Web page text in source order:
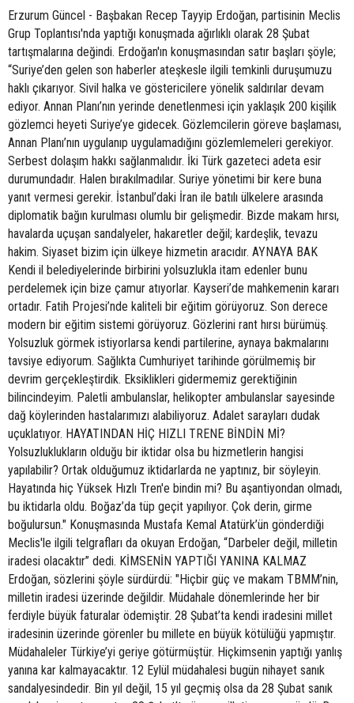
Erzurum Güncel - Başbakan Recep Tayyip Erdoğan, partisinin Meclis
Grup Toplantısı'nda yaptığı konuşmada ağırlıklı olarak 28 Şubat
tartışmalarına değindi. Erdoğan'ın konuşmasından satır başları şöyle;
“Suriye’den gelen son haberler ateşkesle ilgili temkinli duruşumuzu
haklı çıkarıyor. Sivil halka ve göstericilere yönelik saldırılar devam
ediyor. Annan Planı’nın yerinde denetlenmesi için yaklaşık 200 kişilik
gözlemci heyeti Suriye’ye gidecek. Gözlemcilerin göreve başlaması,
Annan Planı’nın uygulanıp uygulamadığını gözlemlemeleri gerekiyor.
Serbest dolaşım hakkı sağlanmalıdır. İki Türk gazeteci adeta esir
durumundadır. Halen bırakılmadılar. Suriye yönetimi bir kere buna
yanıt vermesi gerekir. İstanbul’daki İran ile batılı ülkelere arasında
diplomatik bağın kurulması olumlu bir gelişmedir. Bizde makam hırsı,
havalarda uçuşan sandalyeler, hakaretler değil; kardeşlik, tevazu
hakim. Siyaset bizim için ülkeye hizmetin aracıdır. AYNAYA BAK
Kendi il belediyelerinde birbirini yolsuzlukla itam edenler bunu
perdelemek için bize çamur atıyorlar. Kayseri’de mahkemenin kararı
ortadır. Fatih Projesi’nde kaliteli bir eğitim görüyoruz. Son derece
modern bir eğitim sistemi görüyoruz. Gözlerini rant hırsı bürümüş.
Yolsuzluk görmek istiyorlarsa kendi partilerine, aynaya bakmalarını
tavsiye ediyorum. Sağlıkta Cumhuriyet tarihinde görülmemiş bir
devrim gerçekleştirdik. Eksiklikleri gidermemiz gerektiğinin
bilincindeyim. Paletli ambulanslar, helikopter ambulanslar sayesinde
dağ köylerinden hastalarımızı alabiliyoruz. Adalet sarayları dudak
uçuklatıyor. HAYATINDAN HİÇ HIZLI TRENE BİNDİN Mİ?
Yolsuzluklukların olduğu bir iktidar olsa bu hizmetlerin hangisi
yapılabilir? Ortak olduğumuz iktidarlarda ne yaptınız, bir söyleyin.
Hayatında hiç Yüksek Hızlı Tren'e bindin mi? Bu aşantiyondan olmadı,
bu iktidarla oldu. Boğaz’da tüp geçit yapılıyor. Çok derin, girme
boğulursun." Konuşmasında Mustafa Kemal Atatürk’ün gönderdiği
Meclis'le ilgili telgrafları da okuyan Erdoğan, “Darbeler değil, milletin
iradesi olacaktır” dedi. KİMSENİN YAPTIĞI YANINA KALMAZ
Erdoğan, sözlerini şöyle sürdürdü: "Hiçbir güç ve makam TBMM’nin,
milletin iradesi üzerinde değildir. Müdahale dönemlerinde her bir
ferdiyle büyük faturalar ödemiştir. 28 Şubat’ta kendi iradesini millet
iradesinin üzerinde görenler bu millete en büyük kötülüğü yapmıştır.
Müdahaleler Türkiye’yi geriye götürmüştür. Hiçkimsenin yaptığı yanlış
yanına kar kalmayacaktır. 12 Eylül müdahalesi bugün nihayet sanık
sandalyesindedir. Bin yıl değil, 15 yıl geçmiş olsa da 28 Şubat sanık